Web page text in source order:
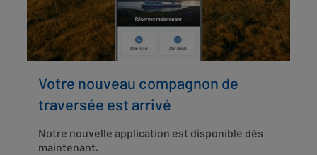
Votre nouveau compagnon de
traversée est arrivé
Notre nouvelle application est disponible dès
maintenant.